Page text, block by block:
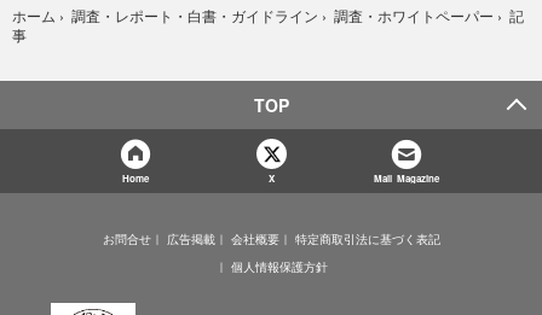
ホーム › 調査・レポート・白書・ガイドライン › 調査・ホワイトペーパー › 記
事
TOP
Home X Mail Magazine
お問合せ 広告掲載 会社概要
特定商取引法に基づく表記
個人情報保護方針